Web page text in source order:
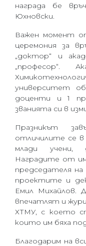
награда бе
Юхновски.
Важен момент
церемония за
„доктор“ и
„професор“.
университет
доценти и 1
званията си в
Празникът
отличилите се в
млади учени,
Наградите от
председателя на
проектите и
Емил Михайлов.
впечатлят и
ХТМУ, с което
които им бяха
Благодарим на